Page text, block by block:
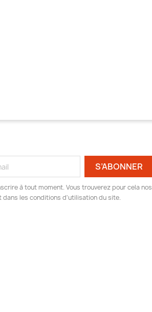
à tout moment. Vous trouverez pour cela nos
les conditions d'utilisation du site.